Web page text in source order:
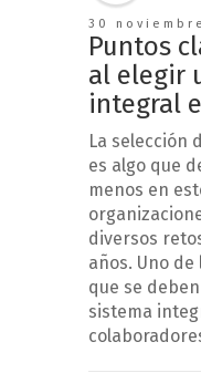
30
Puntos
al elegir
integral
La selección
es algo que
menos en
diversos
años. Uno
que se
sistema